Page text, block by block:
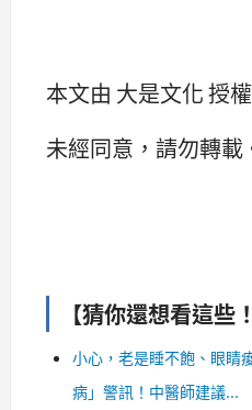
本文由 大是文化 授權
未經同意，請勿轉載
【猜你還想看這些
小心，老是睡不飽、眼睛
病」警訊！中醫師建議...